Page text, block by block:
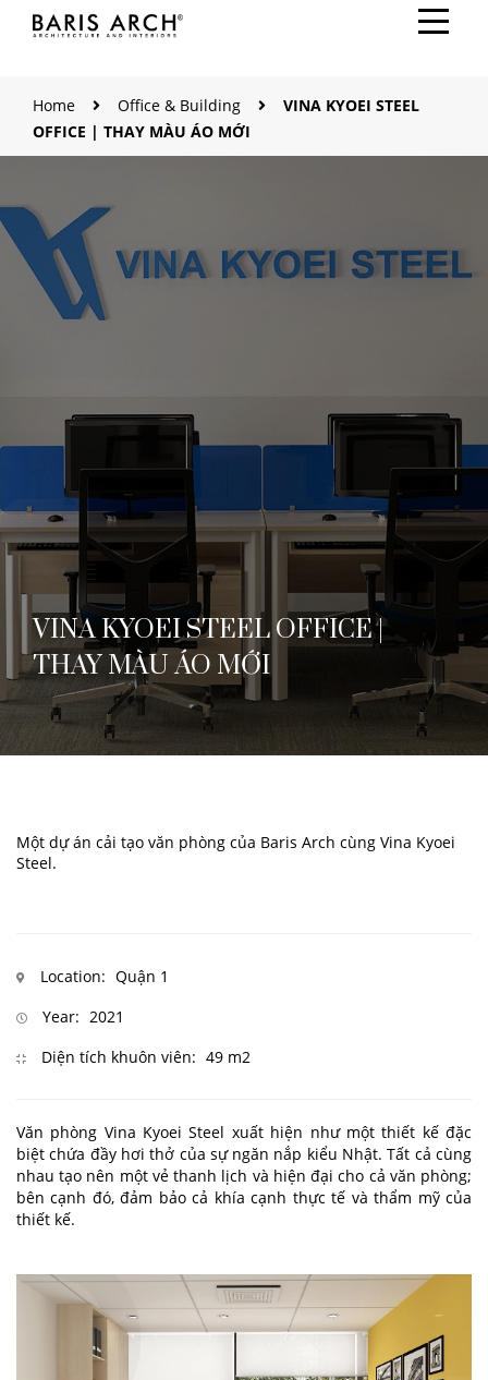
Home Office & Building
VINA KYOEI STEEL
OFFICE | THAY MÀU ÁO MỚI
VINA KYOEI STEEL OFFICE |
THAY MÀU ÁO MỚI
Một dự án cải tạo văn phòng của Baris Arch cùng Vina Kyoei
Steel.
Location: Quận 1
Year: 2021
Diện tích khuôn viên: 49 m2
Văn phòng Vina Kyoei Steel xuất hiện như một thiết kế đặc
biệt chứa đầy hơi thở của sự ngăn nắp kiểu Nhật. Tất cả cùng
nhau tạo nên một vẻ thanh lịch và hiện đại cho cả văn phòng;
bên cạnh đó, đảm bảo cả khía cạnh thực tế và thẩm mỹ của
thiết kế.